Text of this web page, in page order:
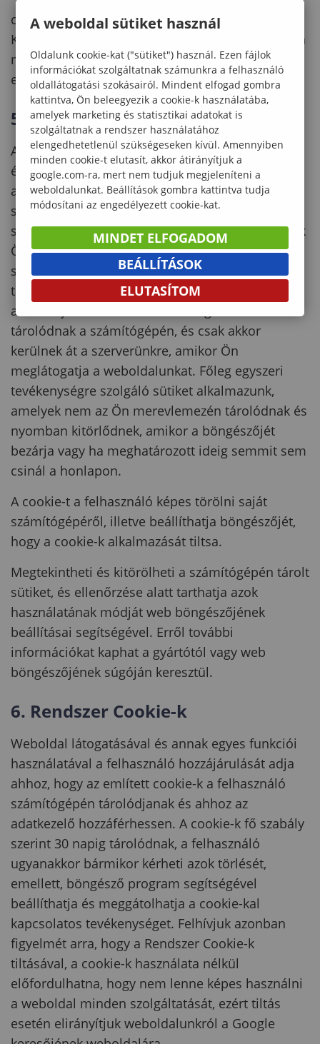
c. Böngészőben: Beállítások / Adatvédelem /
Követések tiltása - ez minden böngésző esetében
másképp található, de kulcsszavak használatával
egyszerűen megtalálhatók a beállítások.
5. Böngészőben tiltható Cookie-k
A szolgáltató a testre szabott kiszolgálás
érdekében a felhasználó számítógépén kis
adatcsomagot, ún. sütit (cookie-t) helyez el. A
sütik olyan szövegfájlok, amelyek lehetővé teszik
számunkra, hogy maximális kényelmet nyújtsunk
Önnek, amikor meglátogatja weboldalunkat. A
süti egy világos betű/szám kombinációt
tartalmaz, amely az Ön által használt böngészőt
azonosítja. Ezek a sütik csak ideiglenesen
tárolódnak a számítógépén, és csak akkor
kerülnek át a szerverünkre, amikor Ön
meglátogatja a weboldalunkat. Főleg egyszeri
tevékenységre szolgáló sütiket alkalmazunk,
amelyek nem az Ön merevlemezén tárolódnak és
nyomban kitörlődnek, amikor a böngészőjét
bezárja vagy ha meghatározott ideig semmit sem
csinál a honlapon.
A cookie-t a felhasználó képes törölni saját
számítógépéről, illetve beállíthatja böngészőjét,
hogy a cookie-k alkalmazását tiltsa.
Megtekintheti és kitörölheti a számítógépén tárolt
sütiket, és ellenőrzése alatt tarthatja azok
használatának módját web böngészőjének
beállításai segítségével. Erről további
információkat kaphat a gyártótól vagy web
böngészőjének súgóján keresztül.
6. Rendszer Cookie-k
Weboldal látogatásával és annak egyes funkciói
használatával a felhasználó hozzájárulását adja
ahhoz, hogy az említett cookie-k a felhasználó
számítógépén tárolódjanak és ahhoz az
adatkezelő hozzáférhessen. A cookie-k fő szabály
szerint 30 napig tárolódnak, a felhasználó
ugyanakkor bármikor kérheti azok törlését,
emellett, böngésző program segítségével
beállíthatja és meggátolhatja a cookie-kal
kapcsolatos tevékenységet. Felhívjuk azonban
figyelmét arra, hogy a Rendszer Cookie-k
tiltásával, a cookie-k használata nélkül
előfordulhatna, hogy nem lenne képes használni
a weboldal minden szolgáltatását, ezért tiltás
esetén elirányítjuk weboldalunkról a Google
A weboldal sütiket használ
Oldalunk cookie-kat ("sütiket") használ. Ezen fájlok
információkat szolgáltatnak számunkra a felhasználó
oldallátogatási szokásairól. Mindent elfogad gombra
kattintva, Ön beleegyezik a cookie-k használatába,
amelyek marketing és statisztikai adatokat is
szolgáltatnak a rendszer használatához
elengedhetetlenül szükségeseken kívül. Amennyiben
minden cookie-t elutasít, akkor átirányítjuk a
google.com-ra, mert nem tudjuk megjeleníteni a
weboldalunkat. Beállítások gombra kattintva tudja
módosítani az engedélyezett cookie-kat.
MINDET ELFOGADOM
BEÁLLÍTÁSOK
ELUTASÍTOM